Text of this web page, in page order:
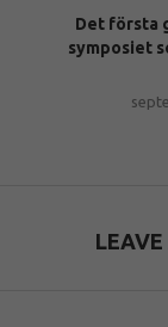
Det första
symposiet